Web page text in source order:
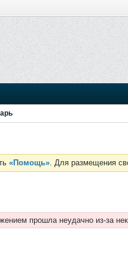
«Помощь». Для размещения
прошла неудачно из-за